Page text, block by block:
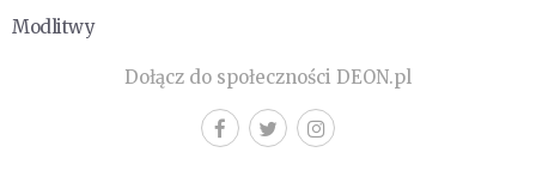
Modlitwy
Dołącz do społeczności DEON.pl